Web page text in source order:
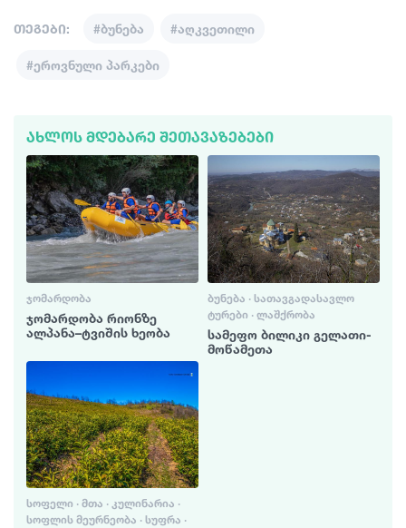
თეგები: #ბუნება #აღკვეთილი
#ეროვნული პარკები
ᲐᲮᲚᲝᲡ ᲛᲓᲔᲑᲐᲠᲔ ᲨᲔᲗᲐᲕᲐᲖᲔᲑᲔᲑᲘ
ᲯᲝᲛᲐᲠᲓᲝᲑᲐ
ჯომარდობა რიონზე
ალპანა–ტვიშის ხეობა
ᲑᲣᲜᲔᲑᲐ · ᲡᲐᲗᲐᲕᲒᲐᲓᲐᲡᲐᲕᲚᲝ
ᲢᲣᲠᲔᲑᲘ · ᲚᲐᲨᲥᲠᲝᲑᲐ
სამეფო ბილიკი გელათი-
მოწამეთა
ᲡᲝᲤᲔᲚᲘ · ᲛᲗᲐ · ᲙᲣᲚᲘᲜᲐᲠᲘᲐ ·
ᲡᲝᲤᲚᲘᲡ ᲛᲔᲣᲠᲜᲔᲝᲑᲐ · ᲡᲣᲤᲠᲐ ·